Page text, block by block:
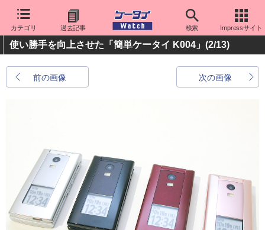
カテゴリ 過去記事 検索 Impressサイト
使い勝手を向上させた「簡単ケータイ K004」 (2/13)
前の画像 次の画像